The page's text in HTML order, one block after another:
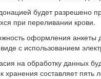
будет разрешено
при переливании крови.
оформления
с использованием
на обработку данных
составляет пять